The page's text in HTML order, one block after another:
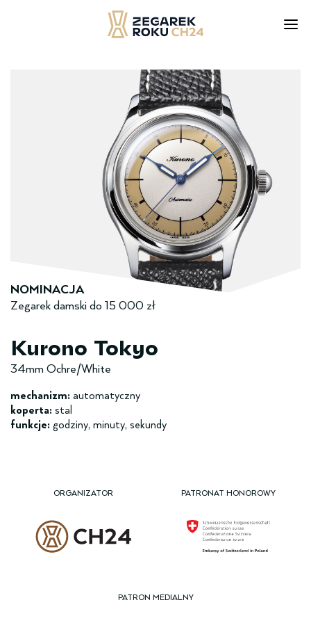
Kurono Tokyo
34mm Ochre/White
mechanizm: automatyczny
koperta: stal
funkcje: godziny, minuty, sekundy
NOMINACJA
Zegarek damski ­do­ 15 000 zł
ORGANIZATOR PATRONAT HONOROWY
PATRON MEDIALNY